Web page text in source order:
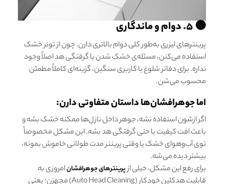
⚫ ۵. دوام و ماندگاری
پرینترهای لیزری به‌طور کلی دوام بالاتری دارن. چون از تونر خشک
استفاده می‌کنن، مسئله‌ی خشک شدن یا گرفتگی هد اصلاً وجود
نداره. برای دفاتر شلوغ یا کاربری سنگین، گزینه‌ای کاملاً مطمئن
محسوب می‌شن.
اما جوهرافشان‌ها داستان متفاوتی دارن:
اگر ازشون استفاده نشه، جوهر داخل نازل‌ها ممکنه خشک بشه و
باعث افت کیفیت یا حتی گرفتگی هد بشه. این مشکل مخصوصاً
توی آب‌و‌هوای خشک یا وقتی پرینتر مدت طولانی خاموش بمونه،
بیشتر دیده می‌شه.
برای رفع این مشکل، خیلی ازپرینترهای جوهرافشانامروزی به